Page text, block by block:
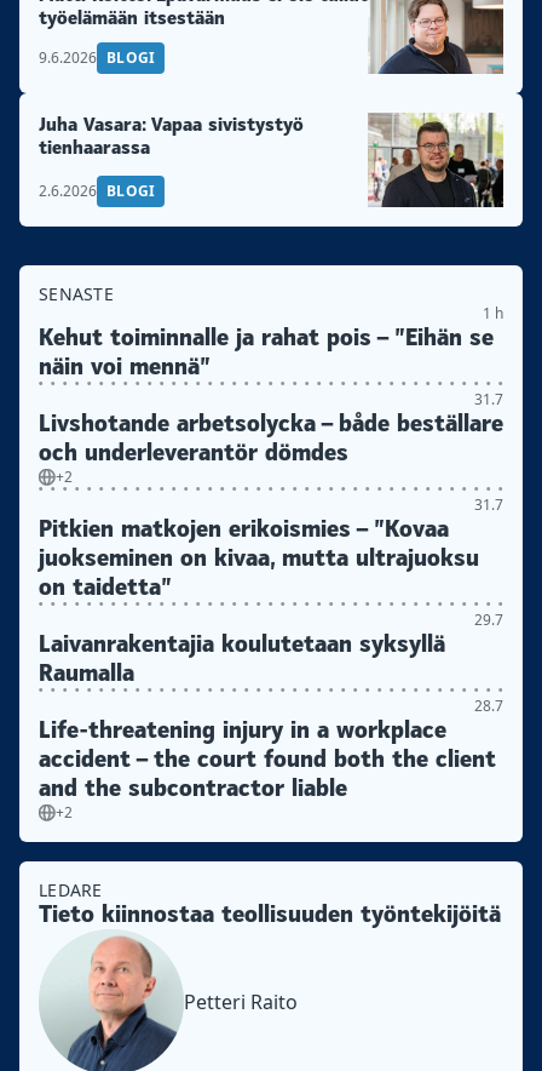
työelämään itsestään
9.6.2026 BLOGI
Juha Vasara: Vapaa sivistystyö
tienhaarassa
2.6.2026 BLOGI
SENASTE
1 h
Kehut toiminnalle ja rahat pois – ”Eihän se
näin voi mennä”
31.7
Livshotande arbetsolycka – både beställare
och underleverantör dömdes
+2
31.7
Pitkien matkojen erikoismies – ”Kovaa
juokseminen on kivaa, mutta ultrajuoksu
on taidetta”
29.7
Laivanrakentajia koulutetaan syksyllä
Raumalla
28.7
Life-threatening injury in a workplace
accident – the court found both the client
and the subcontractor liable
+2
LEDARE
Tieto kiinnostaa teollisuuden työntekijöitä
Petteri Raito